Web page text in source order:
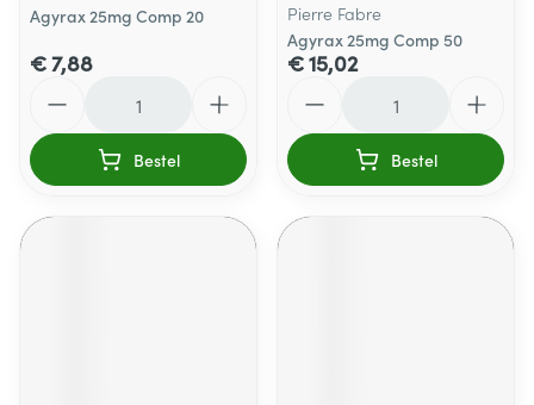
Agyrax 25mg Comp 20
€ 7,88
Bestel
Pierre Fabre
Agyrax 25mg Comp 50
€ 15,02
Bestel